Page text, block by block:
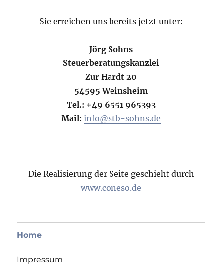
Sie erreichen uns bereits jetzt unter:
Jörg Sohns
Steuerberatungskanzlei
Zur Hardt 20
54595 Weinsheim
Tel.: +49 6551 965393
Mail: info@stb-sohns.de
Die Realisierung der Seite geschieht durch
www.coneso.de
Home
Impressum